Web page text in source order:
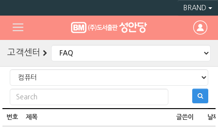
BRAND
고객센터
번호 제목 글쓴이 날